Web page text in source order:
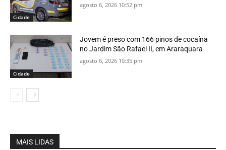
Cidade
agosto 6, 2026 10:52 pm
Cidade
Jovem é preso com 166 pinos de cocaína
no Jardim São Rafael II, em Araraquara
agosto 6, 2026 10:35 pm
MAIS LIDAS